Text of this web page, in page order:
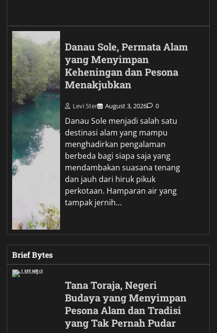
Danau Sole, Permata Alam
yang Menyimpan
Keheningan dan Pesona
Menakjubkan
Levi Ster August 3, 2026 0
Danau Sole menjadi salah satu
destinasi alam yang mampu
menghadirkan pengalaman
berbeda bagi siapa saja yang
mendambakan suasana tenang
dan jauh dari hiruk pikuk
perkotaan. Hamparan air yang
tampak jernih…
Brief Bytes
Tana Toraja, Negeri
Budaya yang Menyimpan
Pesona Alam dan Tradisi
yang Tak Pernah Pudar